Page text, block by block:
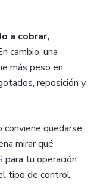
a cobrar,
cambio, una
más peso en
reposición y
conviene quedarse
mirar qué
para tu operación
tipo de control